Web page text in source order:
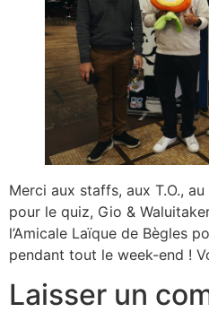
Merci aux staffs, aux T.O.,
pour le quiz, Gio &
l’Amicale Laïque de Bègles
pendant tout le week-end !
Laisser un